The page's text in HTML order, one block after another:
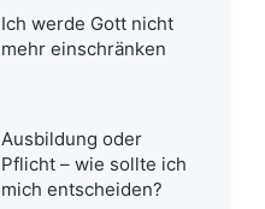
Ich werde Gott nicht
mehr einschränken
Ausbildung oder
Pflicht – wie sollte ich
mich entscheiden?